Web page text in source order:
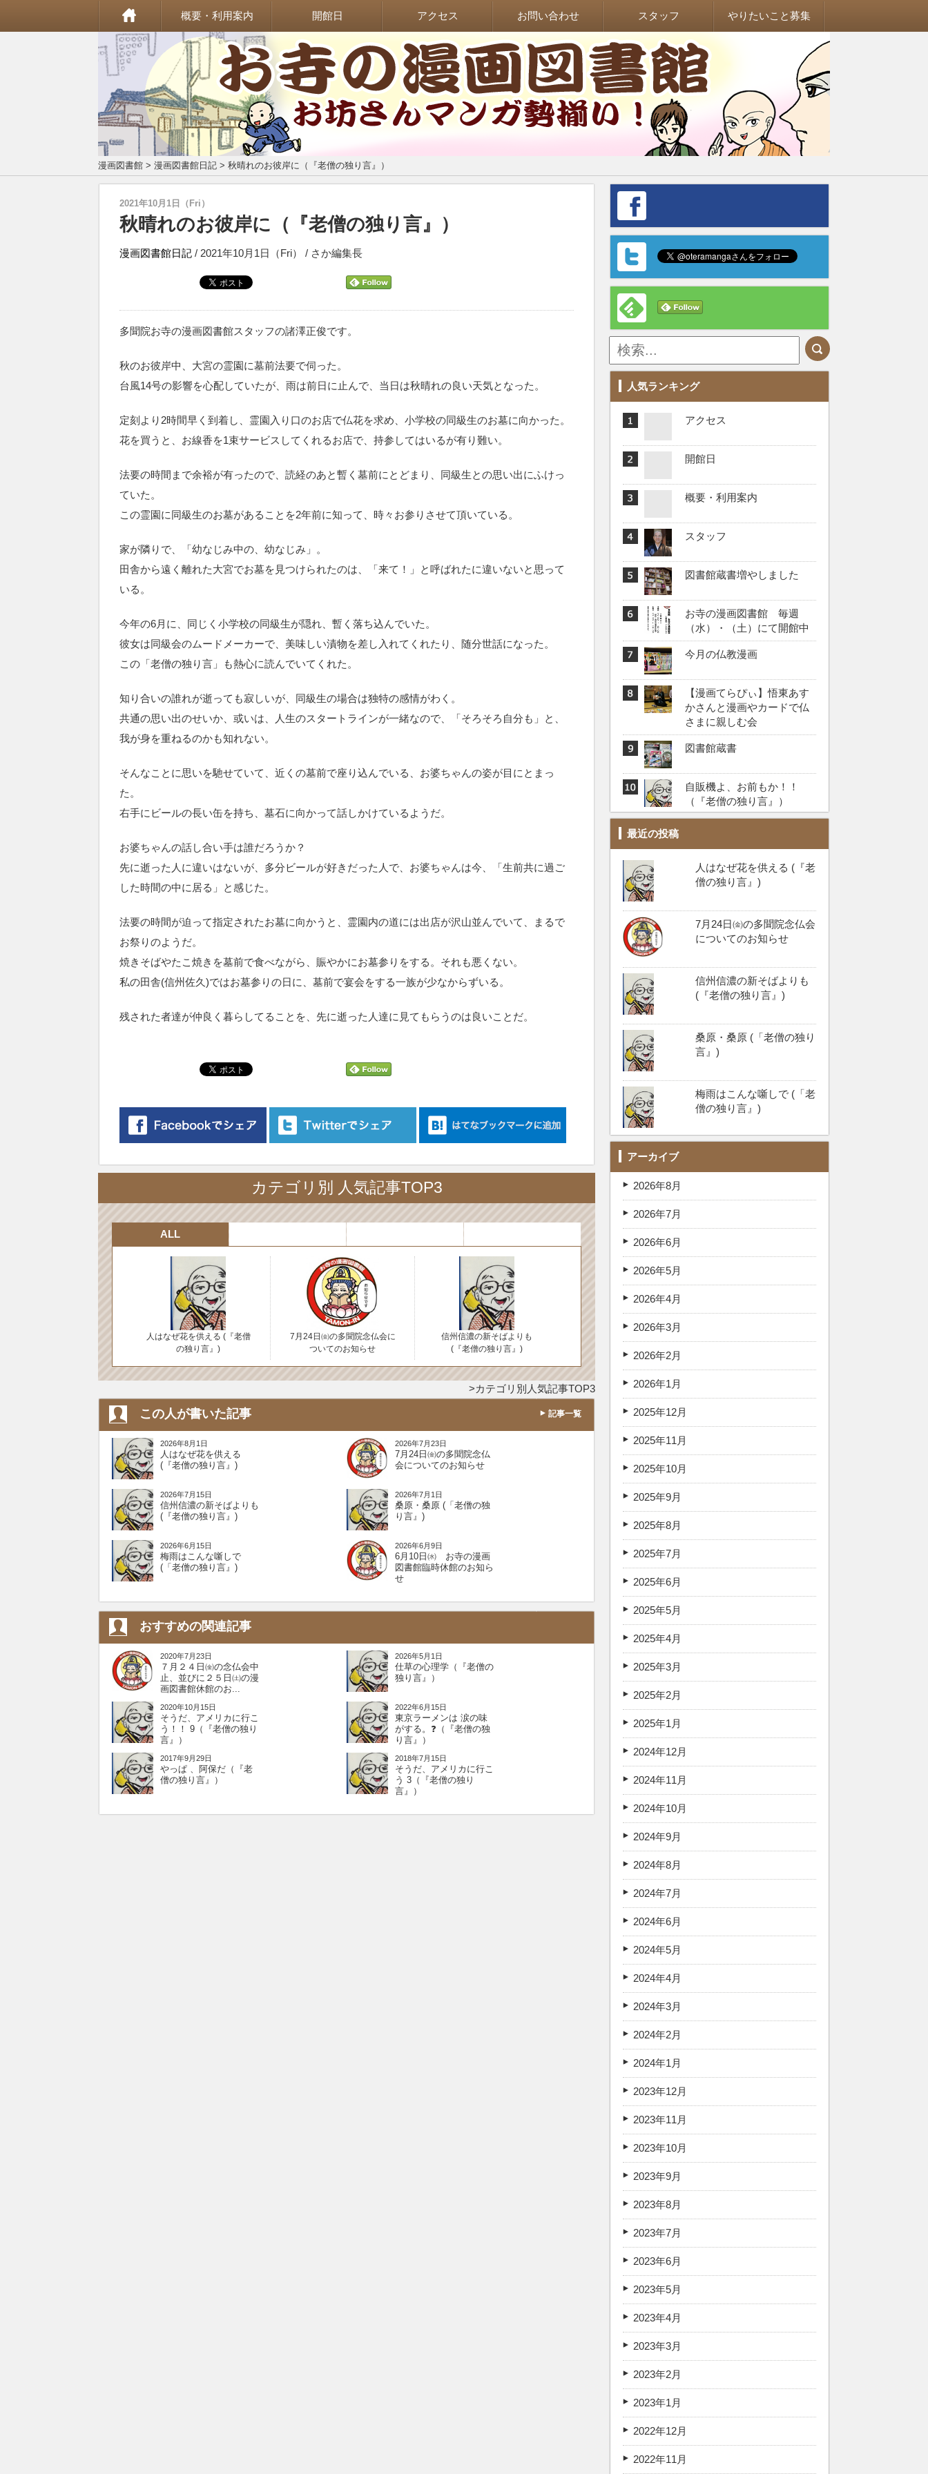
概要・利用案内 開館日 アクセス お問い合わせ スタッフ やりたいこと募集
漫画図書館 > 漫画図書館日記 > 秋晴れのお彼岸に（『老僧の独り言』）
2021年10月1日（Fri）
秋晴れのお彼岸に（『老僧の独り言』）
漫画図書館日記 / 2021年10月1日（Fri） / さか編集長
多聞院お寺の漫画図書館スタッフの諸澤正俊です。
秋のお彼岸中、大宮の霊園に墓前法要で伺った。
台風14号の影響を心配していたが、雨は前日に止んで、当日は秋晴れの良い天気となった。
定刻より2時間早く到着し、霊園入り口のお店で仏花を求め、小学校の同級生のお墓に向かった。
花を買うと、お線香を1束サービスしてくれるお店で、持参してはいるが有り難い。
法要の時間まで余裕が有ったので、読経のあと暫く墓前にとどまり、同級生との思い出にふけっ
ていた。
この霊園に同級生のお墓があることを2年前に知って、時々お参りさせて頂いている。
家が隣りで、「幼なじみ中の、幼なじみ」。
田舎から遠く離れた大宮でお墓を見つけられたのは、「来て！」と呼ばれたに違いないと思って
いる。
今年の6月に、同じく小学校の同級生が隠れ、暫く落ち込んでいた。
彼女は同級会のムードメーカーで、美味しい漬物を差し入れてくれたり、随分世話になった。
この「老僧の独り言」も熱心に読んでいてくれた。
知り合いの誰れが逝っても寂しいが、同級生の場合は独特の感情がわく。
共通の思い出のせいか、或いは、人生のスタートラインが一緒なので、「そろそろ自分も」と、
我が身を重ねるのかも知れない。
そんなことに思いを馳せていて、近くの墓前で座り込んでいる、お婆ちゃんの姿が目にとまっ
た。
右手にビールの長い缶を持ち、墓石に向かって話しかけているようだ。
お婆ちゃんの話し合い手は誰だろうか？
先に逝った人に違いはないが、多分ビールが好きだった人で、お婆ちゃんは今、「生前共に過ご
した時間の中に居る」と感じた。
法要の時間が迫って指定されたお墓に向かうと、霊園内の道には出店が沢山並んでいて、まるで
お祭りのようだ。
焼きそばやたこ焼きを墓前で食べながら、賑やかにお墓参りをする。それも悪くない。
私の田舎(信州佐久)ではお墓参りの日に、墓前で宴会をする一族が少なからずいる。
残された者達が仲良く暮らしてることを、先に逝った人達に見てもらうのは良いことだ。
カテゴリ別 人気記事TOP3
ALL
人はなぜ花を供える (『老僧
の独り言』)
7月24日㈮の多聞院念仏会に
ついてのお知らせ
信州信濃の新そばよりも
(『老僧の独り言』)
カテゴリ別人気記事TOP3
この人が書いた記事 記事一覧
2026年8月1日
人はなぜ花を供える
(『老僧の独り言』)
2026年7月23日
7月24日㈮の多聞院念仏
会についてのお知らせ
2026年7月15日
信州信濃の新そばよりも
(『老僧の独り言』)
2026年7月1日
桑原・桑原 (「老僧の独
り言』)
2026年6月15日
梅雨はこんな噺しで
(「老僧の独り言』)
2026年6月9日
6月10日㈬ お寺の漫画
図書館臨時休館のお知ら
せ
おすすめの関連記事
2020年7月23日
７月２４日㈮の念仏会中
止、並びに２５日㈯の漫
画図書館休館のお...
2026年5月1日
仕草の心理学（『老僧の
独り言』）
2020年10月15日
そうだ、アメリカに行こ
う！！️ 9（『老僧の独り
言』）
2022年6月15日
東京ラーメンは 涙の味
がする。❓（『老僧の独
り言』）
2017年9月29日
やっぱ 、阿保だ（『老
僧の独り言』）
2018年7月15日
そうだ、アメリカに行こ
う 3（『老僧の独り
言』）
人気ランキング
アクセス
開館日
概要・利用案内
スタッフ
図書館蔵書増やしました
お寺の漫画図書館 毎週
（水）・（土）にて開館中
今月の仏教漫画
【漫画てらぴぃ】悟東あす
かさんと漫画やカードで仏
さまに親しむ会
図書館蔵書
自販機よ、お前もか！！️
（『老僧の独り言』）
最近の投稿
人はなぜ花を供える (『老
僧の独り言』)
7月24日㈮の多聞院念仏会
についてのお知らせ
信州信濃の新そばよりも
(『老僧の独り言』)
桑原・桑原 (「老僧の独り
言』)
梅雨はこんな噺しで (「老
僧の独り言』)
アーカイブ
2026年8月
2026年7月
2026年6月
2026年5月
2026年4月
2026年3月
2026年2月
2026年1月
2025年12月
2025年11月
2025年10月
2025年9月
2025年8月
2025年7月
2025年6月
2025年5月
2025年4月
2025年3月
2025年2月
2025年1月
2024年12月
2024年11月
2024年10月
2024年9月
2024年8月
2024年7月
2024年6月
2024年5月
2024年4月
2024年3月
2024年2月
2024年1月
2023年12月
2023年11月
2023年10月
2023年9月
2023年8月
2023年7月
2023年6月
2023年5月
2023年4月
2023年3月
2023年2月
2023年1月
2022年12月
2022年11月